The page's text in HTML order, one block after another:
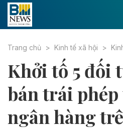
Trang chủ Kinh tế xã hội
Khởi tố 5 đối
bán trái
ngân hàng